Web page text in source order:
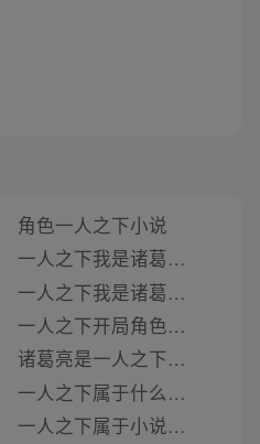
角色一人之下小说
一人之下我是诸葛青的弟弟小说免费阅读
一人之下我是诸葛青的弟弟小说叫什么
一人之下开局角色选择小说
诸葛亮是一人之下吗小说免费阅读
一人之下属于什么题材的小说
一人之下属于小说哪类题材